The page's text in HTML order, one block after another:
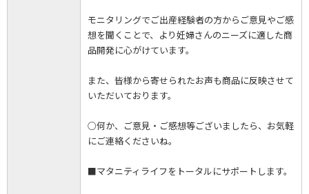
モニタリングでご出産経験者の方からご意見やご感
想を聞くことで、より妊婦さんのニーズに適した商
品開発に心がけています。
また、皆様から寄せられたお声も商品に反映させて
いただいております。
○何か、ご意見・ご感想等ございましたら、お気軽
にご連絡くださいね。
■マタニティライフをトータルにサポートします。